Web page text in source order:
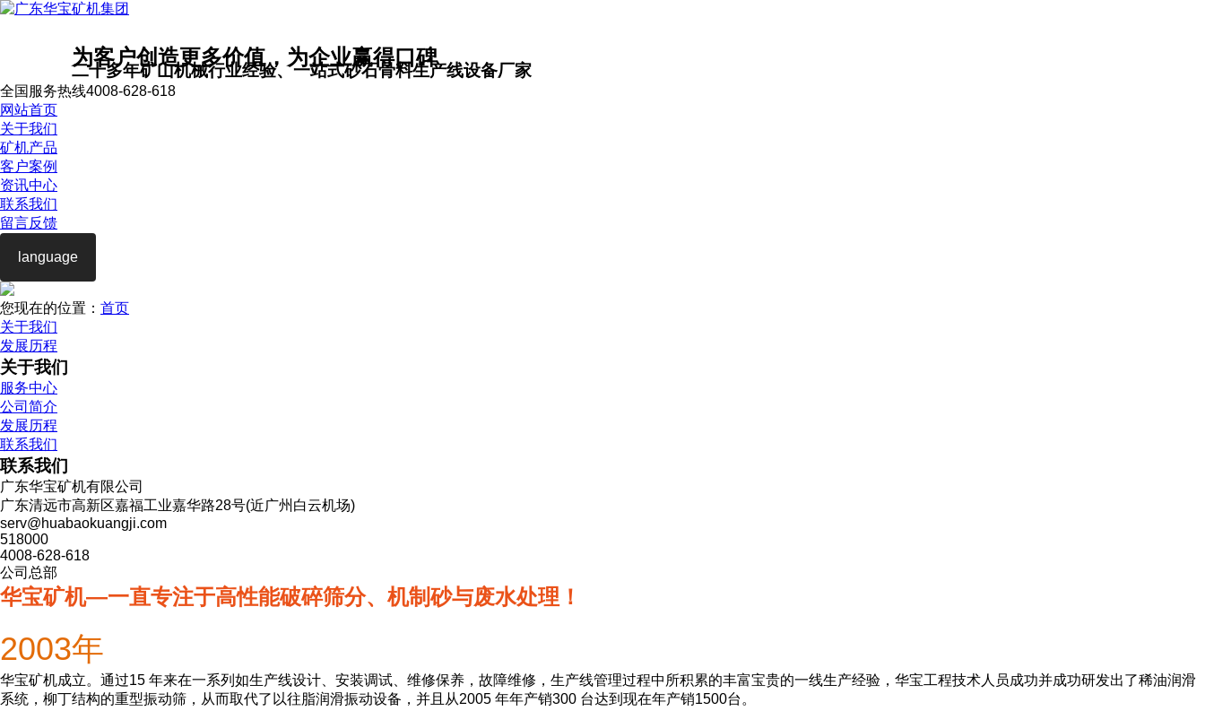
为客户创造更多价值，为企业赢得口碑
二十多年矿山机械行业经验、一站式砂石骨料生产线设备厂家
全国服务热线4008-628-618
网站首页
关于我们
矿机产品
客户案例
资讯中心
联系我们
留言反馈
language
您现在的位置： 首页
关于我们
发展历程
关于我们
服务中心
公司简介
发展历程
联系我们
联系我们
广东华宝矿机有限公司
广东清远市高新区嘉福工业嘉华路28号(近广州白云机场)
serv@huabaokuangji.com
518000
4008-628-618
公司总部
华宝矿机—一直专注于高性能破碎筛分、机制砂与废水处理！
2003年
华宝矿机成立。 通过15 年来在一系列如生产线设计、安装调试、维修保养，故障维修，生产线管理过程中所积累的丰富宝贵的一线生产经验，华宝工程技术人员成功并成功研发出了稀油润滑
系统，柳丁结构的重型振动筛，从而取代了以往脂润滑振动设备，并且从2005 年年产销300 台达到现在年产销1500台。